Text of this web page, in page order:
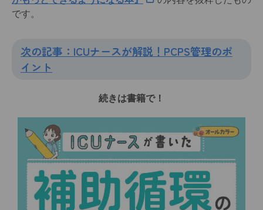
です。
次の記事：ICUナースが解説！PCPS管理のポ
イント
続きは書籍で！